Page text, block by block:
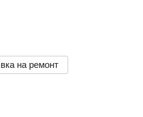
на ремонт